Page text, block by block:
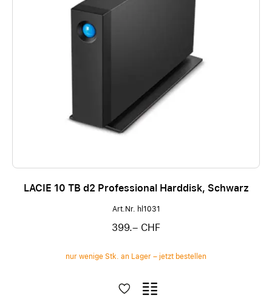
LACIE 10 TB d2 Professional Harddisk, Schwarz
Art.Nr. hl1031
399.– CHF
nur wenige Stk. an Lager – jetzt bestellen